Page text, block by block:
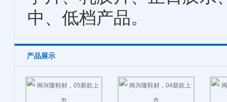
中、低档产品。
产品展示